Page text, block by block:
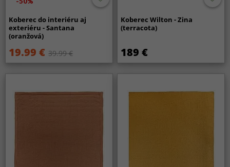
Koberec do interiéru aj
exteriéru - Santana
(oranžová)
19.99 € 39.99 €
Koberec Wilton - Zina
(terracota)
189 €